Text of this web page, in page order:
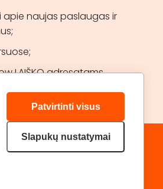
Patvirtinti visus
Slapukų nustatymai
apie naujas paslaugas ir
LAIŠKO adresatams
DRAUGAUKIME: